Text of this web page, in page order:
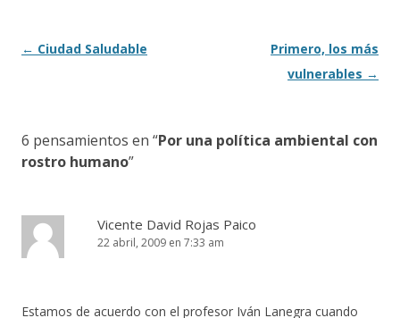
k r
Navegación
← Ciudad Saludable
Primero, los más
vulnerables →
6 pensamientos en “Por una política ambiental con
rostro humano”
Vicente David Rojas Paico
22 abril, 2009 en 7:33 am
Estamos de acuerdo con el profesor Iván Lanegra cuando